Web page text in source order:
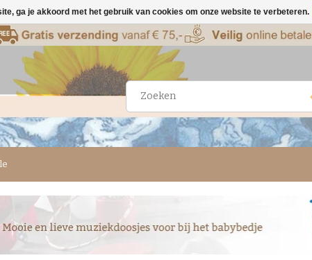
ga je akkoord met het gebruik van cookies om onze website te verbeteren.